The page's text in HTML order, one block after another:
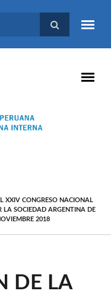
XXIV CONGRESO NACIONAL
LA SOCIEDAD ARGENTINA DE
2018
DE LA